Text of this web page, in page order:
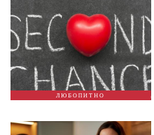
ЛЮБОПИТНО